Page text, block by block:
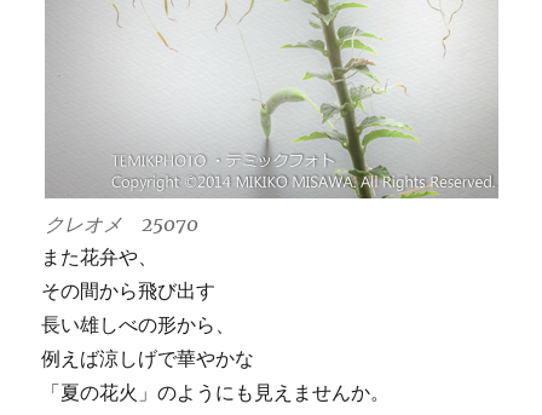
クレオメ 25070
また花弁や、
その間から飛び出す
長い雄しべの形から、
例えば涼しげで華やかな
「夏の花火」のようにも見えませんか。